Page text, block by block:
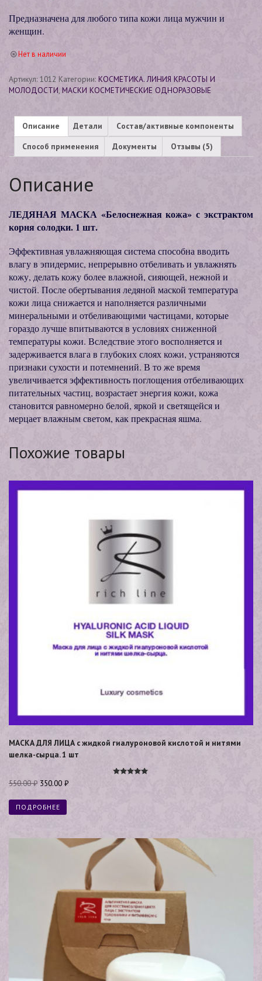
Предназначена для любого типа кожи лица мужчин и
женщин.
Нет в наличии
Артикул: 1012 Категории: КОСМЕТИКА. ЛИНИЯ КРАСОТЫ И
МОЛОДОСТИ, МАСКИ КОСМЕТИЧЕСКИЕ ОДНОРАЗОВЫЕ
Описание Детали
Состав/активные компоненты
Способ применения
Документы Отзывы (5)
Описание
ЛЕДЯНАЯ МАСКА «Белоснежная кожа» с экстрактом
корня солодки. 1 шт.
Эффективная увлажняющая система способна вводить
влагу в эпидермис, непрерывно отбеливать и увлажнять
кожу, делать кожу более влажной, сияющей, нежной и
чистой. После обертывания ледяной маской температура
кожи лица снижается и наполняется различными
минеральными и отбеливающими частицами, которые
гораздо лучше впитываются в условиях сниженной
температуры кожи. Вследствие этого восполняется и
задерживается влага в глубоких слоях кожи, устраняются
признаки сухости и потемнений. В то же время
увеличивается эффективность поглощения отбеливающих
питательных частиц, возрастает энергия кожи, кожа
становится равномерно белой, яркой и светящейся и
мерцает влажным светом, как прекрасная яшма.
Похожие товары
МАСКА ДЛЯ ЛИЦА с жидкой гиалуроновой кислотой и нитями
шелка-сырца. 1 шт
550.00₽ 350.00 ₽
ПОДРОБНЕЕ